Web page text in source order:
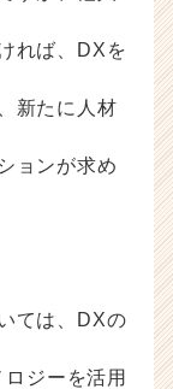
れば、DXを
新たに人材
ョンが求め
ては、DXの
ジーを活用